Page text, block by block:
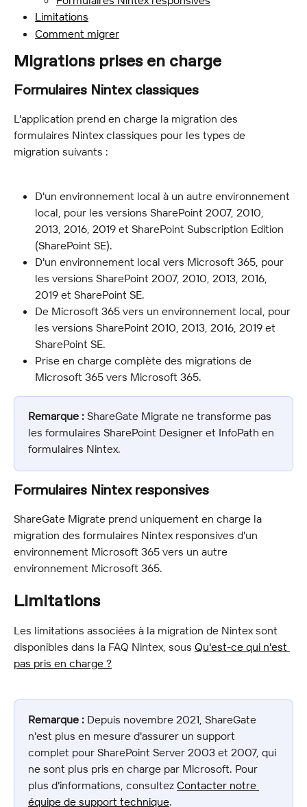
Limitations
Comment migrer
Migrations prises en charge
Formulaires Nintex classiques
L'application prend en charge la migration des
formulaires Nintex classiques pour les types de
migration suivants :
D'un environnement local à un autre environnement
local, pour les versions SharePoint 2007, 2010,
2013, 2016, 2019 et SharePoint Subscription Edition
(SharePoint SE).
D'un environnement local vers Microsoft 365, pour
les versions SharePoint 2007, 2010, 2013, 2016,
2019 et SharePoint SE.
De Microsoft 365 vers un environnement local, pour
les versions SharePoint 2010, 2013, 2016, 2019 et
SharePoint SE.
Prise en charge complète des migrations de
Microsoft 365 vers Microsoft 365.
Remarque : ShareGate Migrate ne transforme pas
les formulaires SharePoint Designer et InfoPath en
formulaires Nintex.
Formulaires Nintex responsives
ShareGate Migrate prend uniquement en charge la
migration des formulaires Nintex responsives d'un
environnement Microsoft 365 vers un autre
environnement Microsoft 365.
Limitations
Les limitations associées à la migration de Nintex sont
disponibles dans la FAQ Nintex, sous Qu'est-ce qui n'est
pas pris en charge ?
Remarque : Depuis novembre 2021, ShareGate
n'est plus en mesure d'assurer un support
complet pour SharePoint Server 2003 et 2007, qui
ne sont plus pris en charge par Microsoft. Pour
plus d'informations, consultez Contacter notre
équipe de support technique.